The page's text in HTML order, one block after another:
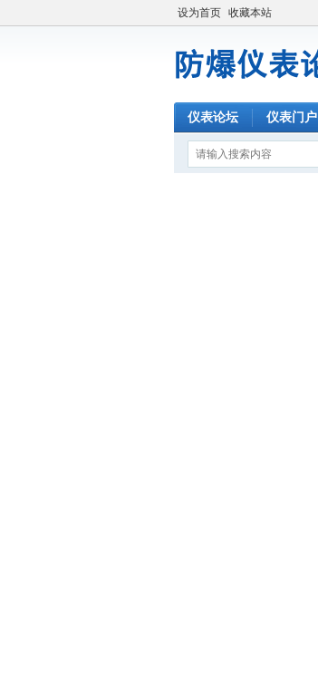
设为首页 收藏本站
仪表论坛 仪表门户